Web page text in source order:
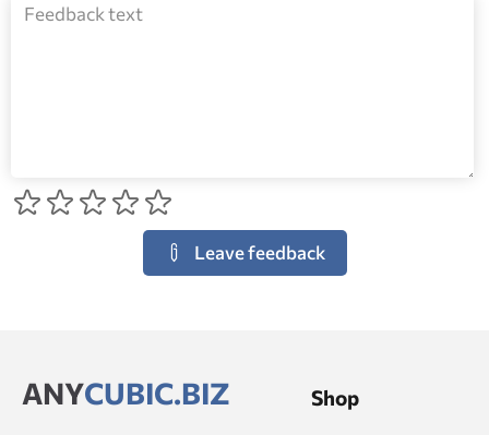
Leave feedback
ANYCUBIC.BIZ Shop